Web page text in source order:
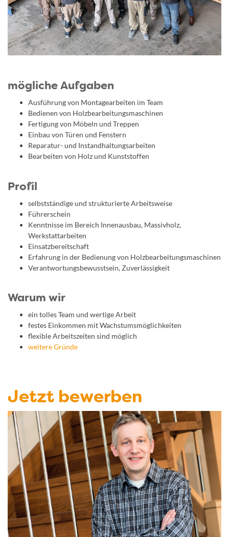
mögliche Aufgaben
Ausführung von Montagearbeiten im Team
Bedienen von Holzbearbeitungsmaschinen
Fertigung von Möbeln und Treppen
Einbau von Türen und Fenstern
Reparatur- und Instandhaltungsarbeiten
Bearbeiten von Holz und Kunststoffen
Profil
selbstständige und strukturierte Arbeitsweise
Führerschein
Kenntnisse im Bereich Innenausbau, Massivholz,
Werkstattarbeiten
Einsatzbereitschaft
Erfahrung in der Bedienung von Holzbearbeitungsmaschinen
Verantwortungsbewusstsein, Zuverlässigkeit
Warum wir
ein tolles Team und wertige Arbeit
festes Einkommen mit Wachstumsmöglichkeiten
flexible Arbeitszeiten sind möglich
weitere Gründe
Jetzt bewerben